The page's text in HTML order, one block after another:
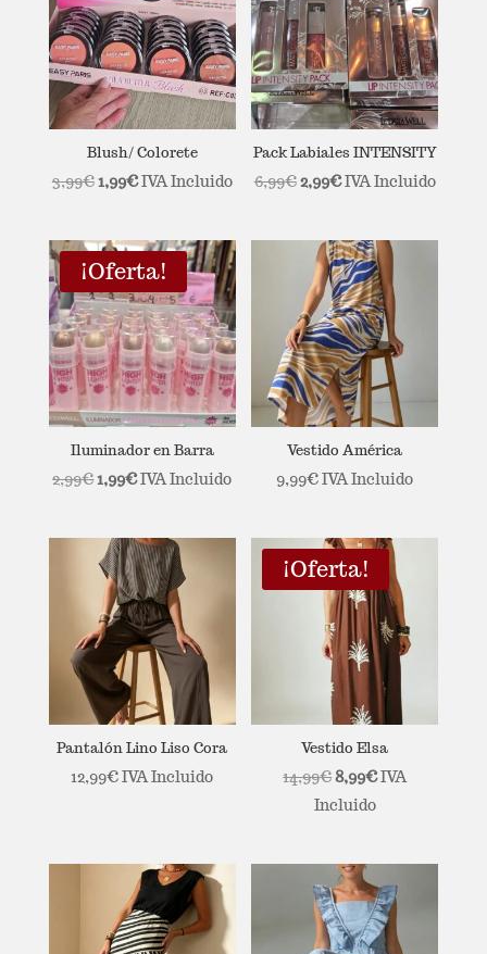
Blush/ Colorete
3,99€El
original
era:
3,99€.
1,99€El
actual
es:
1,99€.
IVA Incluido
Pack Labiales INTENSITY
6,99€El
original
era:
6,99€.
2,99€El
actual
es:
2,99€.
IVA Incluido
¡Oferta!
Iluminador en Barra
2,99€El
original
era:
2,99€.
1,99€El
actual
es:
1,99€.
IVA Incluido
Vestido América
9,99€IVA Incluido
Pantalón Lino Liso Cora
12,99€IVA Incluido
¡Oferta!
Vestido Elsa
14,99€El
precio
era:
14,99€.
8,99€El
es:
8,99€.
IVA
Incluido